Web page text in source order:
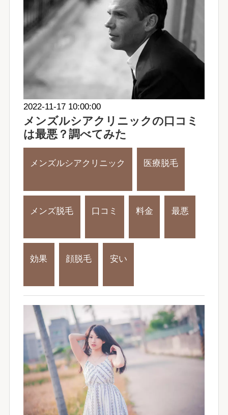
2022-11-17 10:00:00
メンズルシアクリニックの口コミ
は最悪？調べてみた
メンズルシアクリニック 医療脱毛
メンズ脱毛 口コミ 料金 最悪
効果 顔脱毛 安い